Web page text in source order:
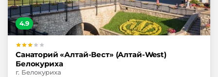
4.9
Санаторий «Алтай-Вест» (Алтай-West)
Белокуриха
г. Белокуриха